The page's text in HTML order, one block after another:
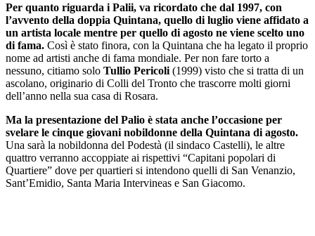
Per quanto riguarda i Palii, va ricordato che dal 1997, con
l’avvento della doppia Quintana, quello di luglio viene affidato a
un artista locale mentre per quello di agosto ne viene scelto uno
di fama. Così è stato finora, con la Quintana che ha legato il proprio
nome ad artisti anche di fama mondiale. Per non fare torto a
nessuno, citiamo solo Tullio Pericoli (1999) visto che si tratta di un
ascolano, originario di Colli del Tronto che trascorre molti giorni
dell’anno nella sua casa di Rosara.
Ma la presentazione del Palio è stata anche l’occasione per
svelare le cinque giovani nobildonne della Quintana di agosto.
Una sarà la nobildonna del Podestà (il sindaco Castelli), le altre
quattro verranno accoppiate ai rispettivi “Capitani popolari di
Quartiere” dove per quartieri si intendono quelli di San Venanzio,
Sant’Emidio, Santa Maria Intervineas e San Giacomo.